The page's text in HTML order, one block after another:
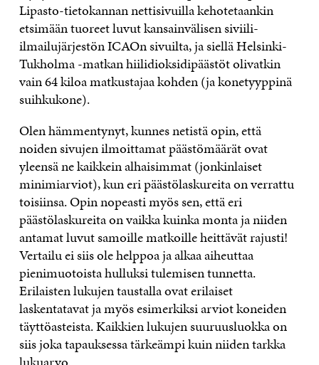
Lipasto-tietokannan nettisivuilla kehotetaankin
etsimään tuoreet luvut kansainvälisen siviili-
ilmailujärjestön ICAOn sivuilta, ja siellä Helsinki-
Tukholma -matkan hiilidioksidipäästöt olivatkin
vain 64 kiloa matkustajaa kohden (ja konetyyppinä
suihkukone).
Olen hämmentynyt, kunnes netistä opin, että
noiden sivujen ilmoittamat päästömäärät ovat
yleensä ne kaikkein alhaisimmat (jonkinlaiset
minimiarviot), kun eri päästölaskureita on verrattu
toisiinsa. Opin nopeasti myös sen, että eri
päästölaskureita on vaikka kuinka monta ja niiden
antamat luvut samoille matkoille heittävät rajusti!
Vertailu ei siis ole helppoa ja alkaa aiheuttaa
pienimuotoista hulluksi tulemisen tunnetta.
Erilaisten lukujen taustalla ovat erilaiset
laskentatavat ja myös esimerkiksi arviot koneiden
täyttöasteista. Kaikkien lukujen suuruusluokka on
siis joka tapauksessa tärkeämpi kuin niiden tarkka